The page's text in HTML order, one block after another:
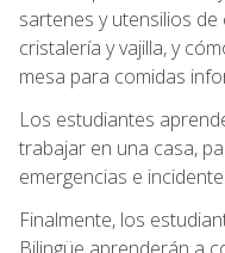
sartenes y utensilios
cristalería y vajilla, y
mesa para comidas
Los estudiantes
trabajar en una casa,
emergencias e
Finalmente, los